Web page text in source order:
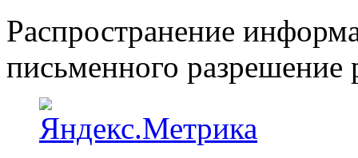
Распространение
письменного разрешение